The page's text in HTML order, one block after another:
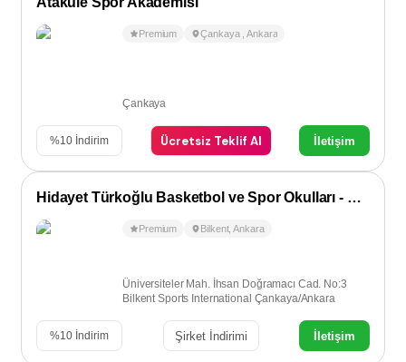
Premium Çankaya ,Ankara
Çankaya
%10 İndirim Ücretsiz Teklif Al İletişim
Hidayet Türkoğlu Basketbol ve Spor Okulları - Bilkent
Premium Bilkent,Ankara
Üniversiteler Mah. İhsan Doğramacı Cad. No:3
Bilkent Sports International Çankaya/Ankara
%10 İndirim Şirket İndirimi İletişim